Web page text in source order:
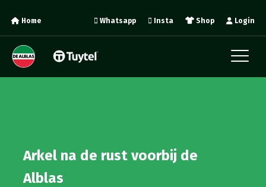
Home Login
Shop
Insta
Whatsapp
Arkel na de rust voorbij de
Alblas